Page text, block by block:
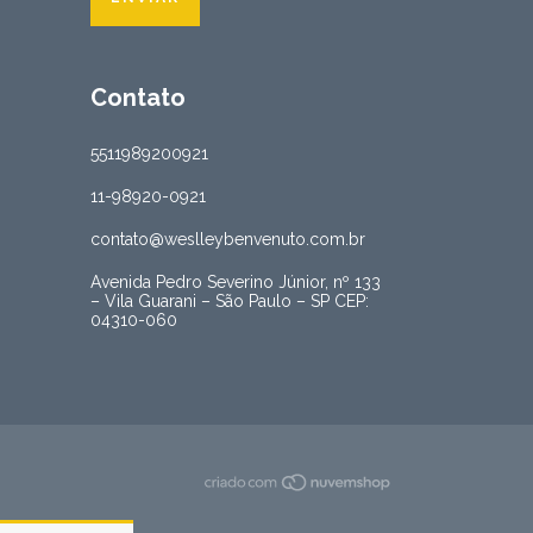
Contato
5511989200921
11-98920-0921
contato@weslleybenvenuto.com.br
Avenida Pedro Severino Júnior, nº 133
– Vila Guarani – São Paulo – SP CEP:
04310-060